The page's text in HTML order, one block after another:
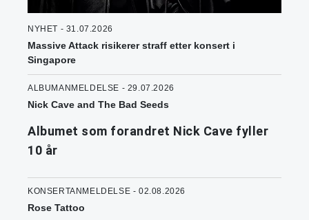
NYHET - 31.07.2026
Massive Attack risikerer straff etter konsert i
Singapore
ALBUMANMELDELSE - 29.07.2026
Nick Cave and The Bad Seeds
Albumet som forandret Nick Cave fyller
10 år
KONSERTANMELDELSE - 02.08.2026
Rose Tattoo